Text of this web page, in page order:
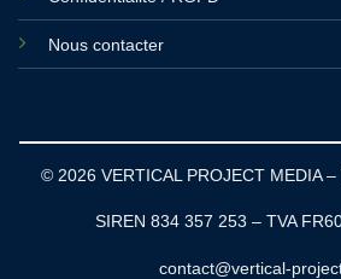
Nous contacter
© 2026 VERTICAL PROJECT MEDIA –
SIREN 834 357 253 – TVA
contact@vertical-